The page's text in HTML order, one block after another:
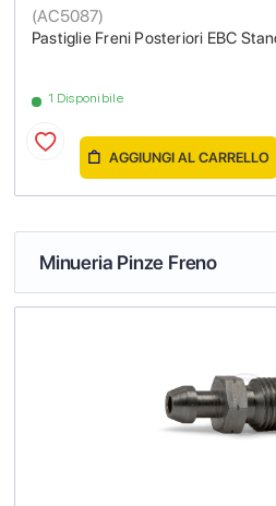
Pastiglie Freni Posteriori EBC
(AC5087)
1 Disponibile
AGGIUNGI AL CARRELLO
Minueria Pinze Freno